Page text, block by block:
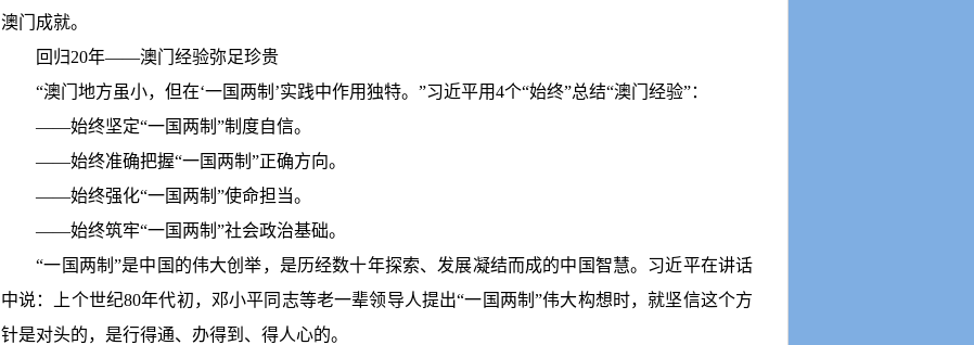
澳门成就。
回归20年——澳门经验弥足珍贵
“澳门地方虽小，但在‘一国两制 ’实践中作用独特。 ”习近平用4个“始终”总结“澳门经验”：
——始终坚定“一国两制 ”制度自信。
——始终准确把握“一国两制 ”正确方向。
——始终强化“一国两制 ”使命担当。
——始终筑牢“一国两制 ”社会政治基础。
“一国两制”是中国的伟大创举，是历经数十年探索、发展凝结而成的中国智慧。习近平在讲话
中说：上个世纪80年代初，邓小平同志等老一辈领导人提出“一国两制”伟大构想时，就坚信这个方
针是对头的，是行得通、办得到、得人心的。